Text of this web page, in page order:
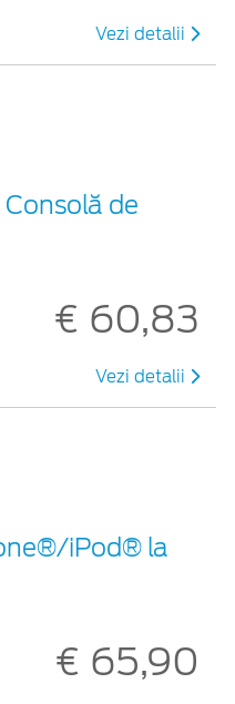
Vezi detalii
de
€ 60,83
Vezi detalii
iPod® la
€ 65,90